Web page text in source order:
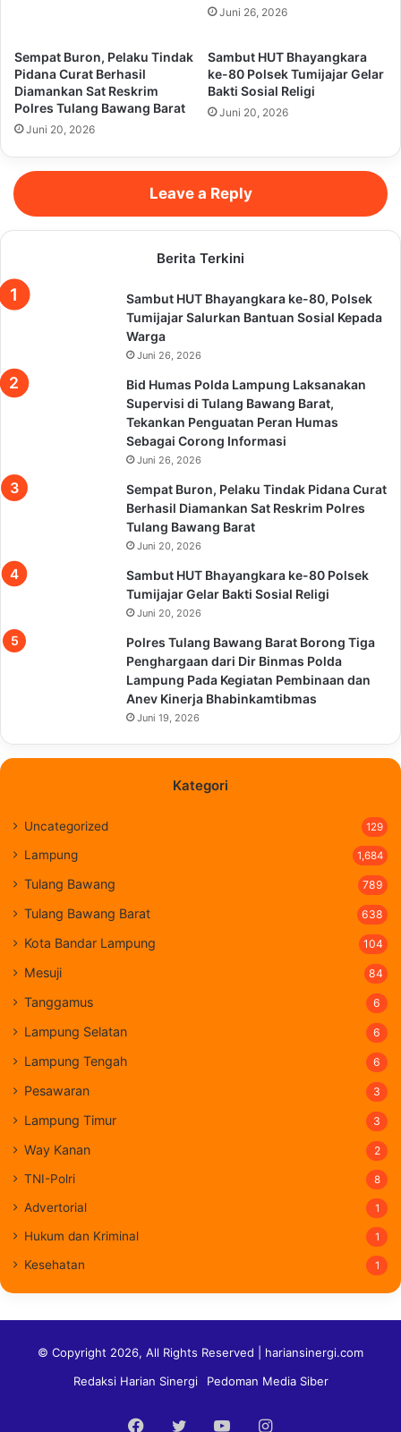
Juni 26, 2026
Sempat Buron, Pelaku Tindak
Pidana Curat Berhasil
Diamankan Sat Reskrim
Polres Tulang Bawang Barat
Juni 20, 2026
Sambut HUT Bhayangkara
ke-80 Polsek Tumijajar Gelar
Bakti Sosial Religi
Juni 20, 2026
Leave a Reply
Berita Terkini
Sambut HUT Bhayangkara ke-80, Polsek
Tumijajar Salurkan Bantuan Sosial Kepada
Warga
Juni 26, 2026
Bid Humas Polda Lampung Laksanakan
Supervisi di Tulang Bawang Barat,
Tekankan Penguatan Peran Humas
Sebagai Corong Informasi
Juni 26, 2026
Sempat Buron, Pelaku Tindak Pidana Curat
Berhasil Diamankan Sat Reskrim Polres
Tulang Bawang Barat
Juni 20, 2026
Sambut HUT Bhayangkara ke-80 Polsek
Tumijajar Gelar Bakti Sosial Religi
Juni 20, 2026
Polres Tulang Bawang Barat Borong Tiga
Penghargaan dari Dir Binmas Polda
Lampung Pada Kegiatan Pembinaan dan
Anev Kinerja Bhabinkamtibmas
Juni 19, 2026
Kategori
Uncategorized 129
Lampung 1,684
Tulang Bawang 789
Tulang Bawang Barat 638
Kota Bandar Lampung 104
Mesuji 84
Tanggamus 6
Lampung Selatan 6
Lampung Tengah 6
Pesawaran 3
Lampung Timur 3
Way Kanan 2
TNI-Polri 8
Advertorial 1
Hukum dan Kriminal 1
Kesehatan 1
© Copyright 2026, All Rights Reserved | hariansinergi.com
Redaksi Harian Sinergi
Pedoman Media Siber
Facebook
TwitterYouTubeInstagram